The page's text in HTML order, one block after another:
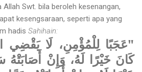
Allah Swt. bila beroleh kesenangan,
kesengsaraan, seperti apa yang
hadis Sahihain:
"عَجَبًا لِلْمُؤْمِنِ، لَا يَقْضِي
كَانَ خَيْرًا لَهُ، وَإِنْ